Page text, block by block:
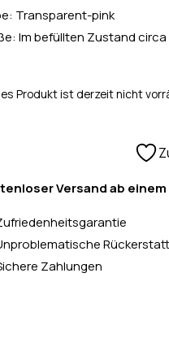
Transparent-pink
Im befüllten Zustand circa
Produkt ist derzeit nicht
Versand ab
Zahlungen